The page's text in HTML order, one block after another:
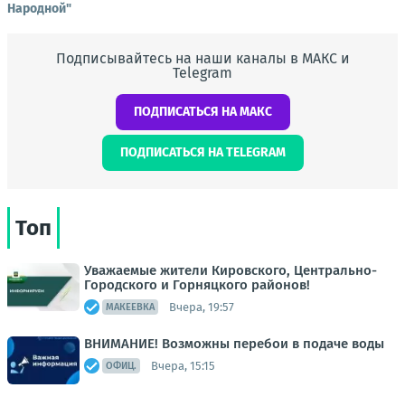
Народной"
Подписывайтесь на наши каналы в МАКС и
Telegram
ПОДПИСАТЬСЯ НА МАКС
ПОДПИСАТЬСЯ НА TELEGRAM
Топ
Уважаемые жители Кировского, Центрально-
Городского и Горняцкого районов!
МАКЕЕВКА Вчера, 19:57
ВНИМАНИЕ! Возможны перебои в подаче воды
ОФИЦ. Вчера, 15:15